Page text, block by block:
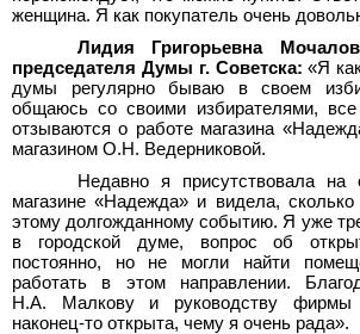
женщина. Я как покупатель очень
Лидия Григорьевна
председателя Думы г. Советска:«Я
думы регулярно бываю в своем
общаюсь со своими избирателями,
отзываются о работе магазина
магазином О.Н. Ведерниковой.
Недавно я присутствовала на
магазине «Надежда» и видела,
этому долгожданному событию. Я уже
в городской думе, вопрос об
постоянно, но не могли найти
работать в этом направлении.
Н.А. Малкову и руководству фирмы
наконец-то открыта, чему я очень рада».